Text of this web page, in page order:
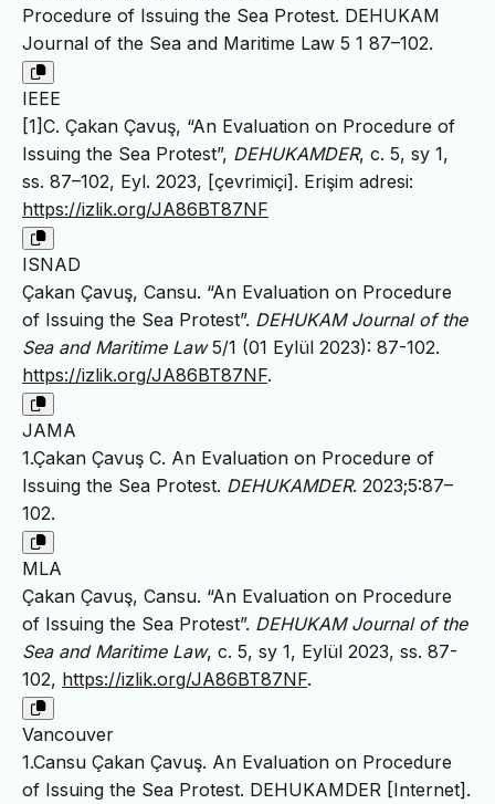
Procedure of Issuing the Sea Protest. DEHUKAM
Journal of the Sea and Maritime Law 5 1 87–102.
IEEE
[1]C. Çakan Çavuş, “An Evaluation on Procedure of
Issuing the Sea Protest”, DEHUKAMDER, c. 5, sy 1,
ss. 87–102, Eyl. 2023, [çevrimiçi]. Erişim adresi:
https://izlik.org/JA86BT87NF
ISNAD
Çakan Çavuş, Cansu. “An Evaluation on Procedure
of Issuing the Sea Protest”. DEHUKAM Journal of the
Sea and Maritime Law5/1 (01 Eylül 2023): 87-102.
https://izlik.org/JA86BT87NF.
JAMA
1.Çakan Çavuş C. An Evaluation on Procedure of
Issuing the Sea Protest. DEHUKAMDER. 2023;5:87–
102.
MLA
Çakan Çavuş, Cansu. “An Evaluation on Procedure
of Issuing the Sea Protest”. DEHUKAM Journal of the
Sea and Maritime Law, c. 5, sy 1, Eylül 2023, ss. 87-
102, https://izlik.org/JA86BT87NF.
Vancouver
1.Cansu Çakan Çavuş. An Evaluation on Procedure
of Issuing the Sea Protest. DEHUKAMDER [Internet].